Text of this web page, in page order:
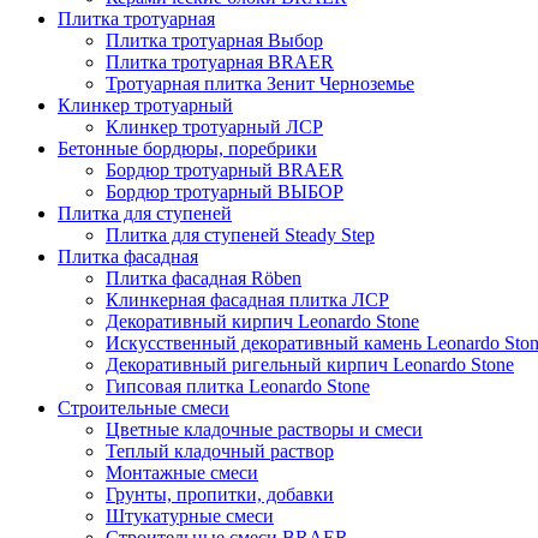
Плитка тротуарная
Плитка тротуарная Выбор
Плитка тротуарная BRAER
Тротуарная плитка Зенит Черноземье
Клинкер тротуарный
Клинкер тротуарный ЛСР
Бетонные бордюры, поребрики
Бордюр тротуарный BRAER
Бордюр тротуарный ВЫБОР
Плитка для ступеней
Плитка для ступеней Steady Step
Плитка фасадная
Плитка фасадная Röben
Клинкерная фасадная плитка ЛСР
Декоративный кирпич Leonardo Stone
Искусственный декоративный камень Leonardo
Декоративный ригельный кирпич Leonardo Stone
Гипсовая плитка Leonardo Stone
Строительные смеси
Цветные кладочные растворы и смеси
Теплый кладочный раствор
Монтажные смеси
Грунты, пропитки, добавки
Штукатурные смеси